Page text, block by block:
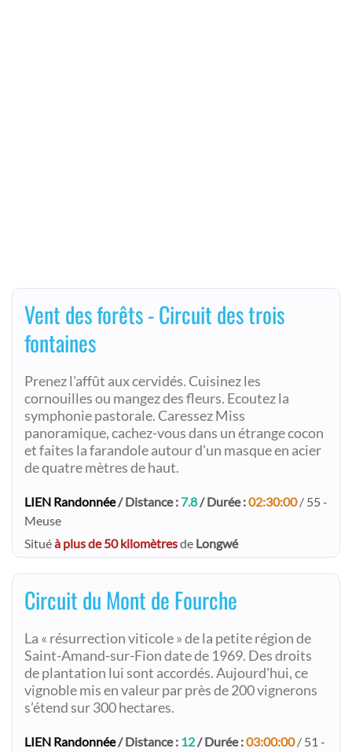
Vent des forêts - Circuit des trois
fontaines
Prenez l'affût aux cervidés. Cuisinez les
cornouilles ou mangez des fleurs. Ecoutez la
symphonie pastorale. Caressez Miss
panoramique, cachez-vous dans un étrange cocon
et faites la farandole autour d'un masque en acier
de quatre mètres de haut.
LIEN Randonnée/ Distance : 7.8/ Durée :02:30:00/ 55 -
Meuse
Situéà plus de 50 kilomètresde Longwé
Circuit du Mont de Fourche
La « résurrection viticole » de la petite région de
Saint-Amand-sur-Fion date de 1969. Des droits
de plantation lui sont accordés. Aujourd'hui, ce
vignoble mis en valeur par près de 200 vignerons
s’étend sur 300 hectares.
LIEN Randonnée/ Distance : 12/ Durée :03:00:00/ 51 -